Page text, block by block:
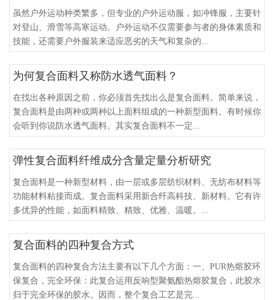
虽然户外运动种类繁多，但专业的户外运动服，如冲锋服，主要针
对登山、滑雪等高寒运动。户外运动不仅需要参与者的身体素质和
技能，还需要户外服装来适应恶劣的天气和复杂的...
为何复合面料又称防水透气面料？
在找出各种原因之前，你必须首先找出么是复合面料​。简单来说，
复合面料是由两种或两种以上面料组成的一种新型面料。有时候你
会听到你说防水透气面料。其实复合面料不一定...
弹性复合面料纤维成分含量定量分析研究
复合面料是一种新型材料，由一层或多层纺织材料、无纺布材料等
功能材料粘接而成。复合面料采用新合纤高科技、新材料。它有许
多优异的性能，如面料精致、精致、优雅、温暖。...
复合面料的四种复合方式
复合面料的四种复合方法主要有以下几个方面：一、PUR热熔胶环
保复合，完全环保：此复合运用反响型聚氨酯热熔胶复合，此胶水
归于完全环保的胶水。因而，整个复合工艺是完...